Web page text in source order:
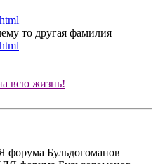
то другая фамилия
всю жизнь!
Бульдогоманов